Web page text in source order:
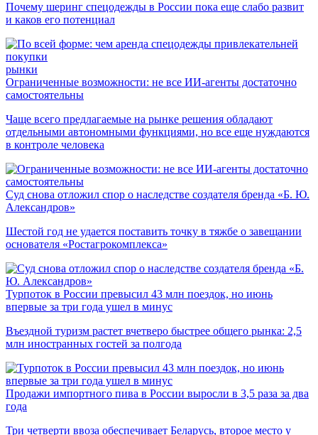
Почему шеринг спецодежды в России пока еще слабо развит
и каков его потенциал
рынки
Ограниченные возможности: не все ИИ-агенты достаточно
самостоятельны
Чаще всего предлагаемые на рынке решения обладают
отдельными автономными функциями, но все еще нуждаются
в контроле человека
Суд снова отложил спор о наследстве создателя бренда «Б. Ю.
Александров»
Шестой год не удается поставить точку в тяжбе о завещании
основателя «Ростагрокомплекса»
Турпоток в России превысил 43 млн поездок, но июнь
впервые за три года ушел в минус
Въездной туризм растет вчетверо быстрее общего рынка: 2,5
млн иностранных гостей за полгода
Продажи импортного пива в России выросли в 3,5 раза за два
года
Три четверти ввоза обеспечивает Беларусь, второе место у